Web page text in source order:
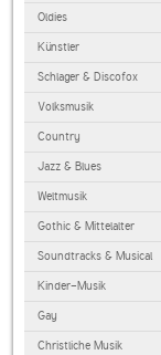
Oldies
Künstler
Schlager & Discofox
Volksmusik
Country
Jazz & Blues
Weltmusik
Gothic & Mittelalter
Soundtracks & Musical
Kinder-Musik
Gay
Christliche Musik